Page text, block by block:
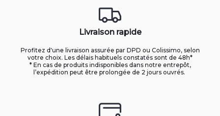
Livraison rapide
Profitez d'une livraison assurée par DPD ou Colissimo, selon
votre choix. Les délais habituels constatés sont de 48h*
* En cas de produits indisponibles dans notre entrepôt,
l’expédition peut être prolongée de 2 jours ouvrés.